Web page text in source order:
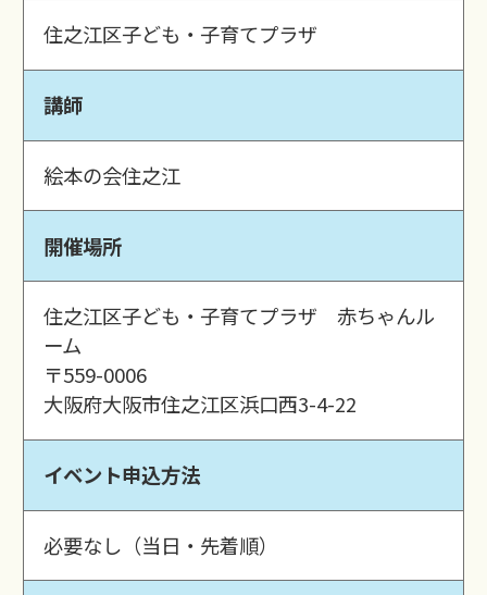
住之江区子ども・子育てプラザ
講師
絵本の会住之江
開催場所
住之江区子ども・子育てプラザ 赤ちゃんル
ーム
〒559-0006
大阪府大阪市住之江区浜口西3-4-22
イベント申込方法
必要なし（当日・先着順）